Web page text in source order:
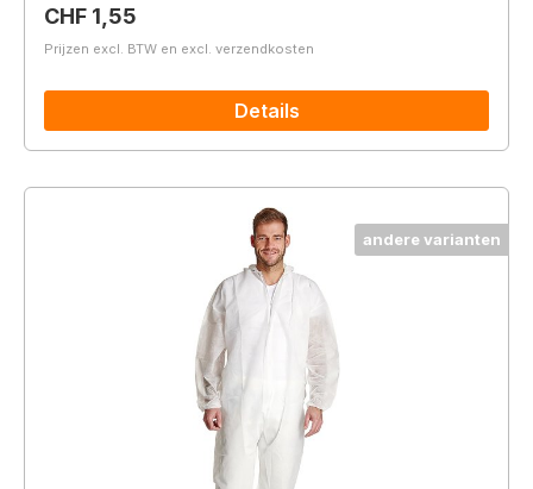
Normale prijs:
CHF 1,55
Prijzen excl. BTW en excl. verzendkosten
Details
andere varianten